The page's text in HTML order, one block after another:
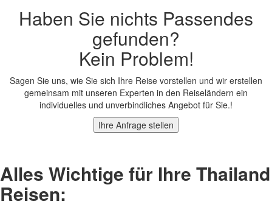
Haben Sie nichts Passendes
gefunden?
Kein Problem!
Sagen Sie uns, wie Sie sich Ihre Reise vorstellen und wir erstellen
gemeinsam mit unseren Experten in den Reiseländern ein
individuelles und unverbindliches Angebot für Sie.!
Ihre Anfrage stellen
Alles Wichtige für Ihre Thailand
Reisen: